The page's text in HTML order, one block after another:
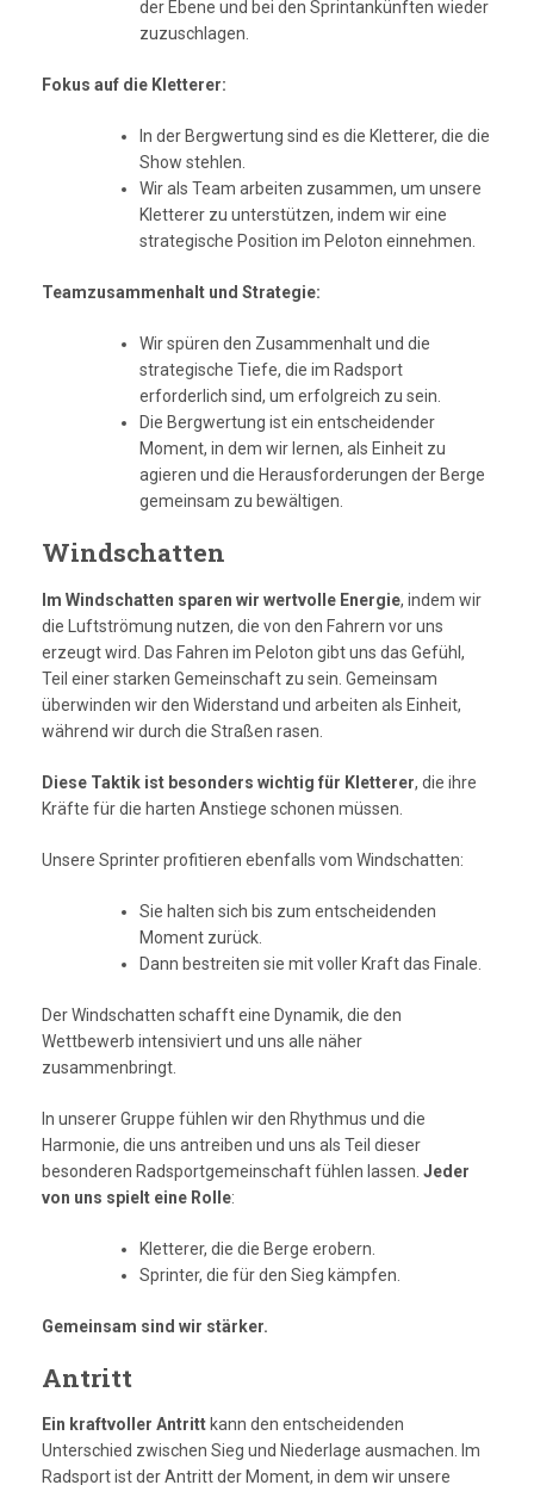
der Ebene und bei den Sprintankünften wieder
zuzuschlagen.
Fokus auf die Kletterer:
In der Bergwertung sind es die Kletterer, die die
Show stehlen.
Wir als Team arbeiten zusammen, um unsere
Kletterer zu unterstützen, indem wir eine
strategische Position im Peloton einnehmen.
Teamzusammenhalt und Strategie:
Wir spüren den Zusammenhalt und die
strategische Tiefe, die im Radsport
erforderlich sind, um erfolgreich zu sein.
Die Bergwertung ist ein entscheidender
Moment, in dem wir lernen, als Einheit zu
agieren und die Herausforderungen der Berge
gemeinsam zu bewältigen.
Windschatten
Im Windschatten sparen wir wertvolle Energie, indem wir
die Luftströmung nutzen, die von den Fahrern vor uns
erzeugt wird. Das Fahren im Peloton gibt uns das Gefühl,
Teil einer starken Gemeinschaft zu sein. Gemeinsam
überwinden wir den Widerstand und arbeiten als Einheit,
während wir durch die Straßen rasen.
Diese Taktik ist besonders wichtig für Kletterer, die ihre
Kräfte für die harten Anstiege schonen müssen.
Unsere Sprinter profitieren ebenfalls vom Windschatten:
Sie halten sich bis zum entscheidenden
Moment zurück.
Dann bestreiten sie mit voller Kraft das Finale.
Der Windschatten schafft eine Dynamik, die den
Wettbewerb intensiviert und uns alle näher
zusammenbringt.
In unserer Gruppe fühlen wir den Rhythmus und die
Harmonie, die uns antreiben und uns als Teil dieser
besonderen Radsportgemeinschaft fühlen lassen. Jeder
von uns spielt eine Rolle:
Kletterer, die die Berge erobern.
Sprinter, die für den Sieg kämpfen.
Gemeinsam sind wir stärker.
Antritt
Ein kraftvoller Antritt kann den entscheidenden
Unterschied zwischen Sieg und Niederlage ausmachen. Im
Radsport ist der Antritt der Moment, in dem wir unsere